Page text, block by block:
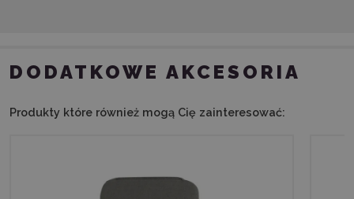
DODATKOWE AKCESORIA
Produkty które również mogą Cię zainteresować: